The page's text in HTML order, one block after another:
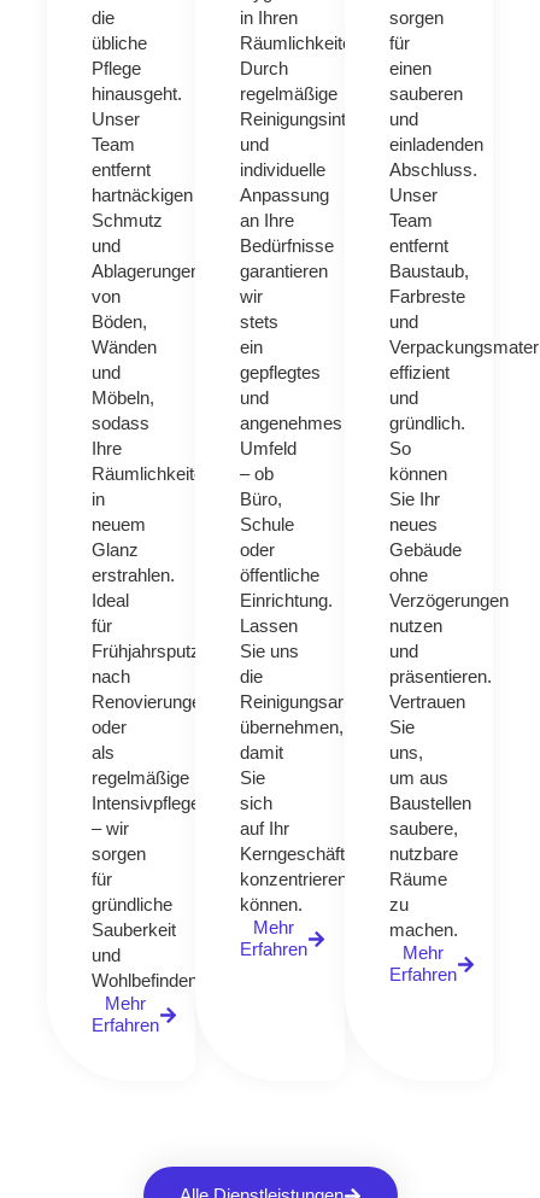
die
übliche
Pflege
hinausgeht.
Unser
Team
entfernt
hartnäckigen
Schmutz
und
Ablagerungen
von
Böden,
Wänden
und
Möbeln,
sodass
Ihre
Räumlichkeiten
in
neuem
Glanz
erstrahlen.
Ideal
für
Frühjahrsputz,
nach
Renovierungen
oder
als
regelmäßige
Intensivpflege
– wir
sorgen
für
gründliche
Sauberkeit
und
Wohlbefinden.
Mehr
Erfahren
in Ihren
Räumlichkeiten.
Durch
regelmäßige
Reinigungsintervalle
und
individuelle
Anpassung
an Ihre
Bedürfnisse
garantieren
wir
stets
ein
gepflegtes
und
angenehmes
Umfeld
– ob
Büro,
Schule
oder
öffentliche
Einrichtung.
Lassen
Sie uns
die
Reinigungsarbeit
übernehmen,
damit
Sie
sich
auf Ihr
Kerngeschäft
konzentrieren
können.
Mehr
Erfahren
sorgen
für
einen
sauberen
und
einladenden
Abschluss.
Unser
Team
entfernt
Baustaub,
Farbreste
und
effizient
und
gründlich.
So
können
Sie Ihr
neues
Gebäude
ohne
Verzögerungen
nutzen
und
präsentieren.
Vertrauen
Sie
uns,
um aus
Baustellen
saubere,
nutzbare
Räume
zu
machen.
Mehr
Erfahren